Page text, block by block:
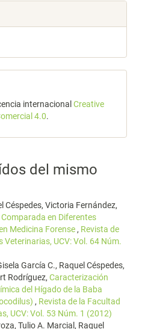
internacional Creative
4.0.
del mismo
Céspedes, Victoria Fernández,
en Diferentes
Medicina Forense , Revista de
Veterinarias, UCV: Vol. 64 Núm.
García C., Raquel Céspedes,
Rodríguez, Caracterización
del Hígado de la Baba
, Revista de la Facultad
UCV: Vol. 53 Núm. 1 (2012)
Tulio A. Marcial, Raquel